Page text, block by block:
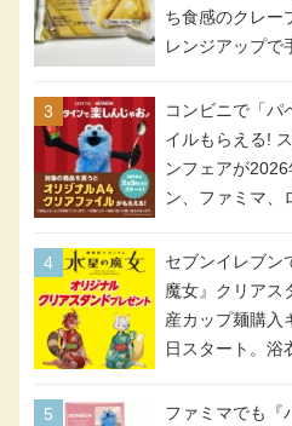
ち食感のクレー
レンジアップで
コンビニで「パ
イルもらえる!
ンフェアが
ン、ファミマ、
セブンイレブン
魔女』クリアス
産カップ麺購入
日スタート。浴
号・5号) / シャ
ファミマでも『